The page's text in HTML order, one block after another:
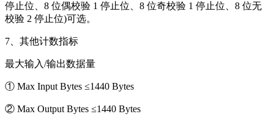
停止位、8 位偶校验 1 停止位、8 位奇校验 1 停止位、8 位无
校验 2 停止位)可选。
7、其他计数指标
最大输入/输出数据量
① Max Input Bytes ≤1440 Bytes
② Max Output Bytes ≤1440 Bytes